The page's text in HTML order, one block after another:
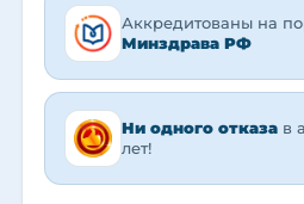
Аккредитованы на
Минздрава РФ
Ни одного отказа в
лет!